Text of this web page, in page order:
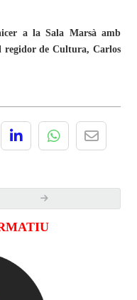
a la Sala Marsà amb
regidor de Cultura, Carlos